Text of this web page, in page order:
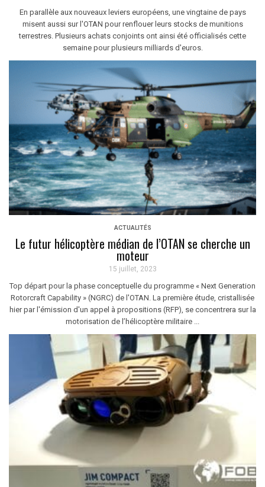
En parallèle aux nouveaux leviers européens, une vingtaine de pays
misent aussi sur l'OTAN pour renflouer leurs stocks de munitions
terrestres. Plusieurs achats conjoints ont ainsi été officialisés cette
semaine pour plusieurs milliards d'euros.
ACTUALITÉS
Le futur hélicoptère médian de l’OTAN se cherche un
moteur
15 juillet, 2023
Top départ pour la phase conceptuelle du programme « Next Generation
Rotorcraft Capability » (NGRC) de l'OTAN. La première étude, cristallisée
hier par l'émission d'un appel à propositions (RFP), se concentrera sur la
motorisation de l’hélicoptère militaire ...